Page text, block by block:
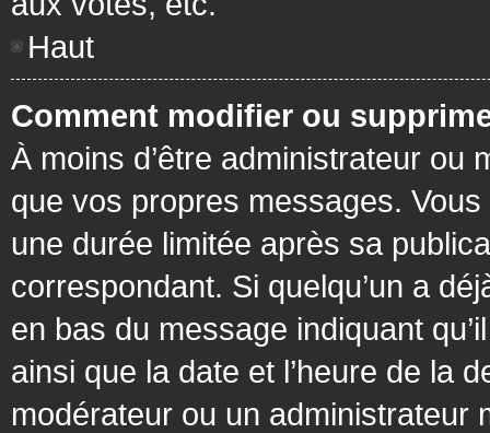
Haut
Comment modifier ou
À moins d’être administrateur ou
que vos propres messages.
une durée limitée après sa
correspondant. Si quelqu’un a
en bas du message indiquant
ainsi que la date et l’heure de la
modérateur ou un administrateur